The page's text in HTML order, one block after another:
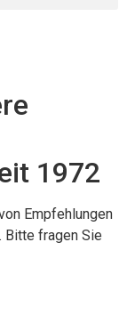
1972
Empfehlungen
Bitte fragen Sie